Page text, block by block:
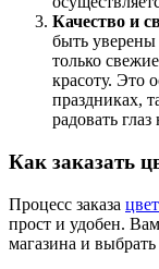
Качество и
быть уверены
только
красоту. Это
праздниках,
радовать
Как заказать
Процесс заказа
прост и удобен.
магазина и